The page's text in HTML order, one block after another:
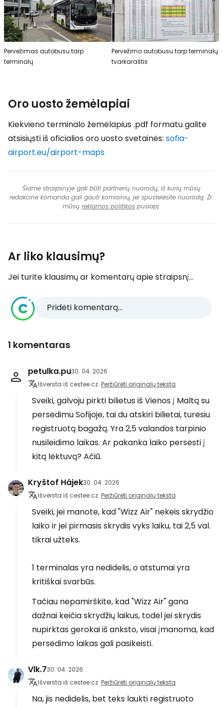
Pervežimas autobusu tarp
terminalų
Pervežimo autobusu tarp terminalų
tvarkaraštis
Oro uosto žemėlapiai
Kiekvieno terminalo žemėlapius .pdf formatu galite
atsisiųsti iš oficialios oro uosto svetainės: sofia-
airport.eu/airport-maps
Šiame straipsnyje gali būti partnerių nuorodų, iš kurių mūsų
redakcinė komanda gali gauti komisinių, jei spustelėsite nuorodą. Žr.
mūsų reklamos politikos puslapį.
Ar liko klausimų?
Jei turite klausimų ar komentarų apie straipsnį...
Pridėti komentarą...
1 komentaras
petulka.pu30. 04. 2026
Išversta iš cestee.cz Peržiūrėti originalų tekstą
Sveiki, galvoju pirkti bilietus iš Vienos į Maltą su
persėdimu Sofijoje, tai du atskiri bilietai, turėsiu
registruotą bagažą. Yra 2,5 valandos tarpinio
nusileidimo laikas. Ar pakanka laiko persėsti į
kitą lėktuvą? Ačiū.
Kryštof Hájek30. 04. 2026
Išversta iš cestee.cz Peržiūrėti originalų tekstą
Sveiki, jei manote, kad "Wizz Air" nekeis skrydžio
laiko ir jei pirmasis skrydis vyks laiku, tai 2,5 val.
tikrai užteks.
1 terminalas yra nedidelis, o atstumai yra
kritiškai svarbūs.
Tačiau nepamirškite, kad "Wizz Air" gana
dažnai keičia skrydžių laikus, todėl jei skrydis
nupirktas gerokai iš anksto, visai įmanoma, kad
persėdimo laikas gali pasikeisti.
Vlk.730. 04. 2026
Išversta iš cestee.cz Peržiūrėti originalų tekstą
Na, jis nedidelis, bet teks laukti registruoto